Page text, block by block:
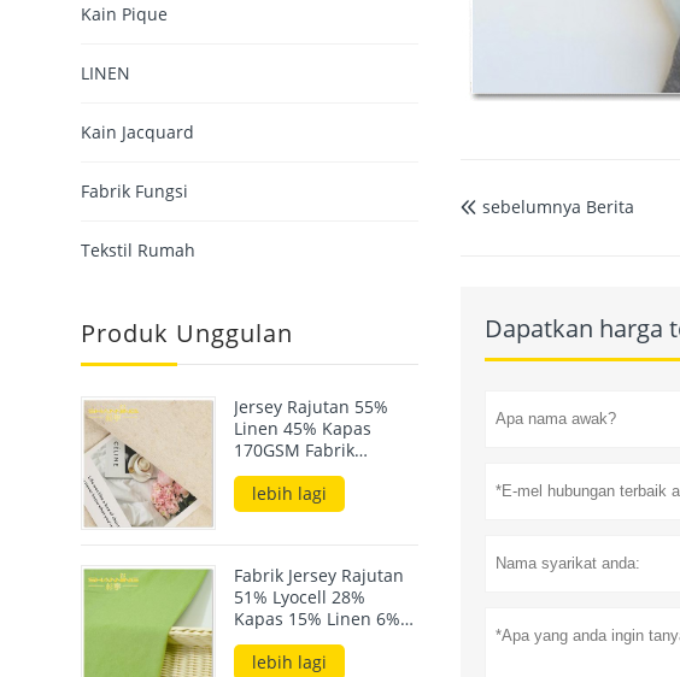
 sebelumnya Berita
Dapatkan harga
Kain Pique
LINEN
Kain Jacquard
Fabrik Fungsi
Tekstil Rumah
Produk Unggulan
Jersey Rajutan 55%
Linen 45% Kapas
170GSM Fabrik
Campuran Untuk
Pakaian Musim Panas
lebih lagi
Fabrik Jersey Rajutan
51% Lyocell 28%
Kapas 15% Linen 6%
Elastane 190GSM
lebih lagi